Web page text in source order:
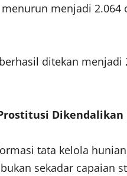
menjadi 2.064
ditekan menjadi
Dikendalikan
tata kelola hunian
sekadar capaian